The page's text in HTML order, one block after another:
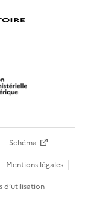
Schéma
Mentions légales
d’utilisation